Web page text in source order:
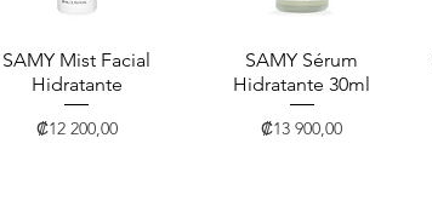
Vista rápida
SAMY Mist Facial
Hidratante
Precio
₡12 200,00
Vista rápida
SAMY Sérum
Hidratante 30ml
Precio
₡13 900,00